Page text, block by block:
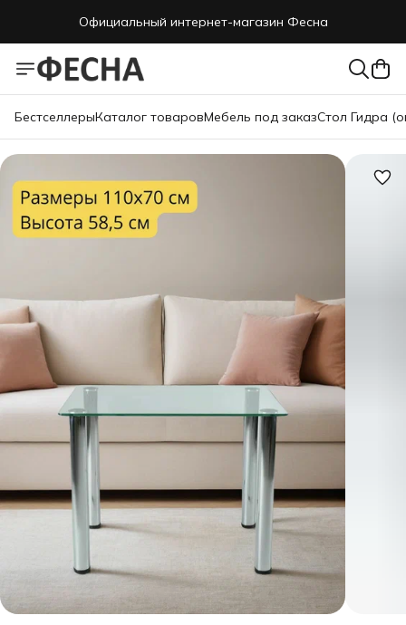
Официальный интернет-магазин Фесна
БестселлерыКаталог товаровМебель под заказСтол Гидра